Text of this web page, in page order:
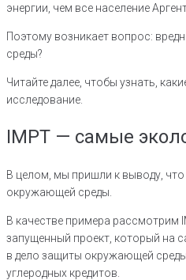
энергии, чем все население
Поэтому возникает вопрос:
среды?
Читайте далее, чтобы узнать,
исследование.
IMPT — самые
В целом, мы пришли к выводу, что
окружающей среды.
В качестве примера рассмотрим
запущенный проект, который на
в дело защиты окружающей
углеродных кредитов.